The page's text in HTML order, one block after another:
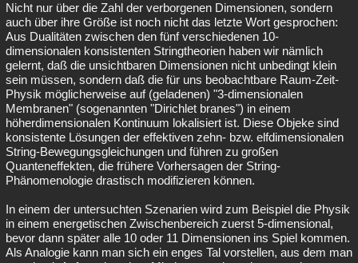
Nicht nur über die Zahl der verborgenen Dimensionen, sondern
auch über ihre Größe ist noch nicht das letzte Wort gesprochen:
Aus Dualitäten zwischen den fünf verschiedenen 10-
dimensionalen konsistenten Stringtheorien haben wir nämlich
gelernt, daß die unsichtbaren Dimensionen nicht unbedingt klein
sein müssen, sondern daß die für uns beobachtbare Raum-Zeit-
Physik möglicherweise auf (geladenen) "3-dimensionalen
Membranen" (sogenannten "Dirichlet branes") in einem
höherdimensionalen Kontinuum lokalisiert ist. Diese Objeke sind
konsistente Lösungen der effektiven zehn- bzw. elfdimensionalen
String-Bewegungsgleichungen und führen zu großen
Quanteneffekten, die frühere Vorhersagen der String-
Phänomenologie drastisch modifizieren können.
In einem der untersuchten Szenarien wird zum Beispiel die Physik
in einem energetischen Zwischenbereich zuerst 5-dimensional,
bevor dann später alle 10 oder 11 Dimensionen ins Spiel kommen.
Als Analogie kann man sich ein enges Tal vorstellen, aus dem man